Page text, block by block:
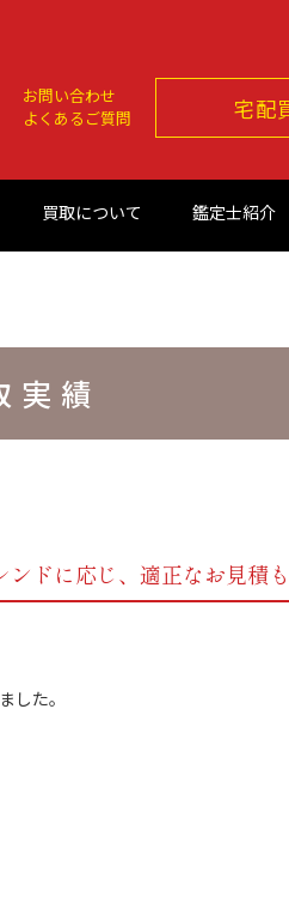
お問い合わせ
よくあるご質問
宅配
買取について 鑑定士紹介
実績
ドに応じ、 適正なお見積